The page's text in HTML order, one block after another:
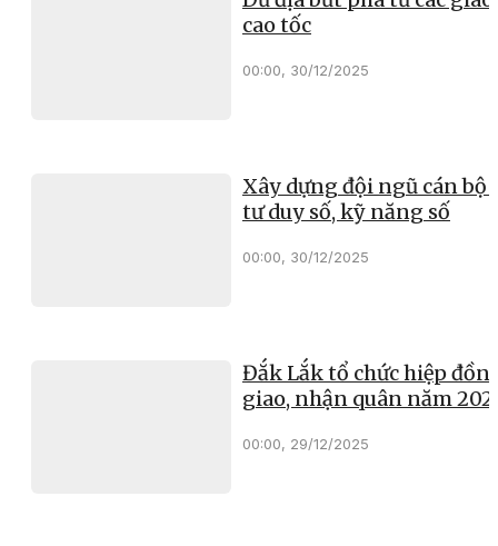
cao tốc
00:00, 30/12/2025
Xây dựng đội ngũ cán bộ
tư duy số, kỹ năng số
00:00, 30/12/2025
Đắk Lắk tổ chức hiệp
giao, nhận quân năm
00:00, 29/12/2025